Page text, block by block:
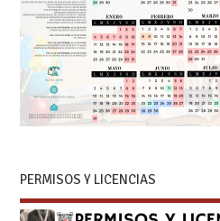
PERMISOS Y LICENCIAS